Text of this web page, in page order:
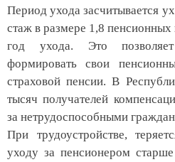
Период ухода засчитывается
стаж в размере 1,8
год ухода. Это
формировать свои
страховой пенсии. В
тысяч получателей
за нетрудоспособными
При трудоустройстве,
уходу за пенсионером